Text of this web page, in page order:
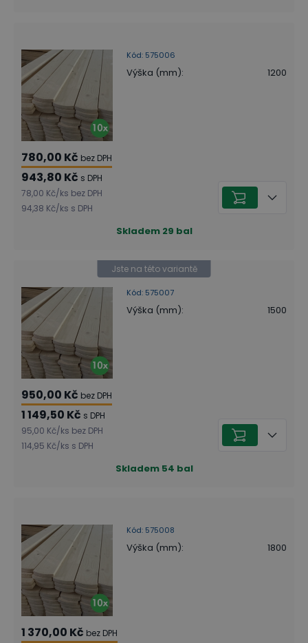
Kód: 575006
Výška (mm): 1200
780,00 Kč bez DPH
943,80 Kč s DPH
78,00 Kč/ks bez DPH
94,38 Kč/ks s DPH
Skladem 29 bal
Kód: 575007
Jste na této variantě
Výška (mm): 1500
950,00 Kč bez DPH
1 149,50 Kč s DPH
95,00 Kč/ks bez DPH
114,95 Kč/ks s DPH
Skladem 54 bal
Kód: 575008
Výška (mm): 1800
1 370,00 Kč bez DPH